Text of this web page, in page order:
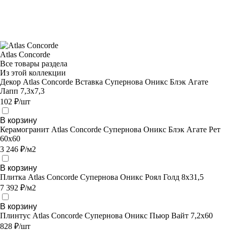
Atlas Concorde
Все товары раздела
Из этой коллекции
Декор Atlas Concorde Вставка Супернова Оникс Блэк Агате
Лапп 7,3х7,3
102 ₽/шт
В корзину
Керамогранит Atlas Concorde Супернова Оникс Блэк Агате Рет
60х60
3 246 ₽/м2
В корзину
Плитка Atlas Concorde Супернова Оникс Роял Голд 8х31,5
7 392 ₽/м2
В корзину
Плинтус Atlas Concorde Супернова Оникс Пьюр Вайт 7,2х60
828 ₽/шт